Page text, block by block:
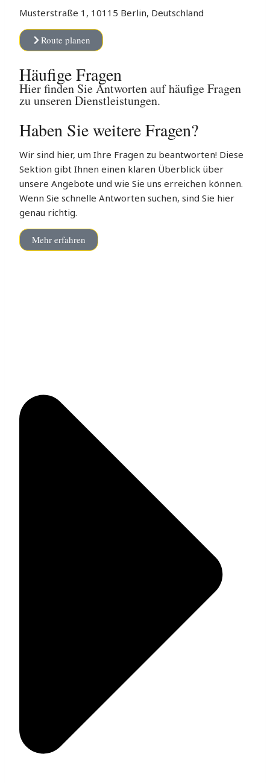
Musterstraße 1, 10115 Berlin, Deutschland
Route planen
Häufige Fragen
Hier finden Sie Antworten auf häufige Fragen
zu unseren Dienstleistungen.
Haben Sie weitere Fragen?
Wir sind hier, um Ihre Fragen zu beantworten! Diese
Sektion gibt Ihnen einen klaren Überblick über
unsere Angebote und wie Sie uns erreichen können.
Wenn Sie schnelle Antworten suchen, sind Sie hier
genau richtig.
Mehr erfahren